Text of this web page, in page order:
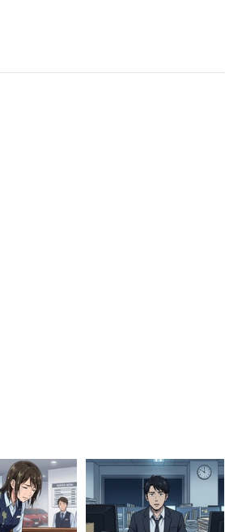
、半年もたない。気に入らな
は8割が辞めてる。今年の新卒
いう状態だから多少慣れてし